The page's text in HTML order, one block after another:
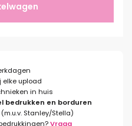
elke upload
in huis
bedrukken en borduren
(m.u.v. Stanley/Stella)
Vraag